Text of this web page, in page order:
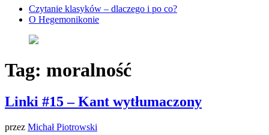
Czytanie klasyków – dlaczego i po co?
O Hegemonikonie
Tag: moralność
Linki #15 – Kant wytłumaczony
przez Michał Piotrowski